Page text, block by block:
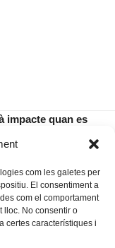
com les galetes per
El consentiment a
com el comportament
lloc. No consentir o
certes característiques i
impacte quan es